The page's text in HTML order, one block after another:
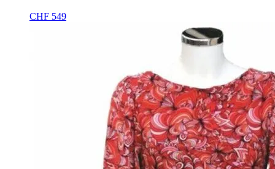
CHF 549